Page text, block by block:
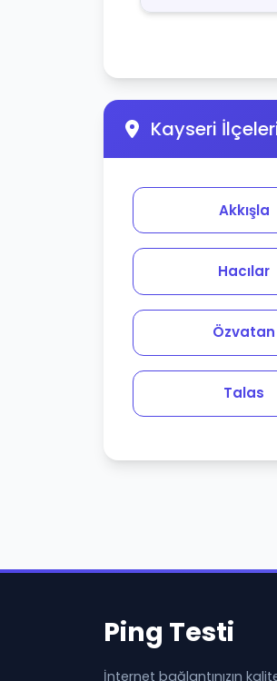
Kayseri
Akkışla
Hacılar
Özvatan
Talas
Ping Testi
İnternet bağlantınızın